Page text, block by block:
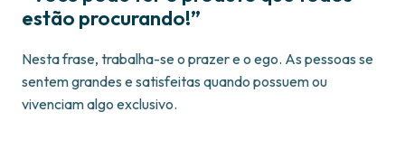
estão procurando!”
Nesta frase, trabalha-se o prazer e o ego. As pessoas se
sentem grandes e satisfeitas quando possuem ou
vivenciam algo exclusivo.